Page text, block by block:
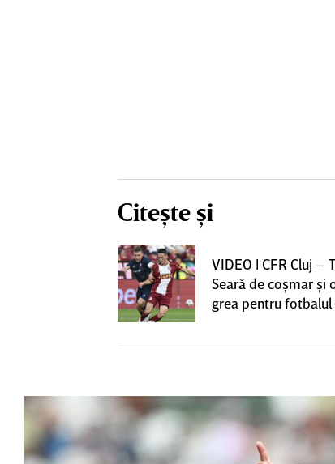
Citește și
VIDEO | CFR Cluj –
Seară de coşmar şi
grea pentru fotbalul